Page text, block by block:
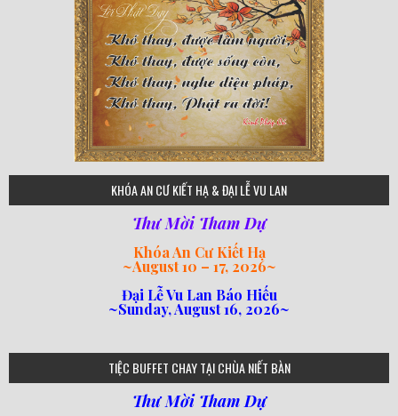
75
80
78
77
82
92
93
94
95
98
641
182
101
loipha2
loipha4
loipha1
loipha5
loipha7
loipha8
loipha10
loipha9
loi-phat-day
loipha15
loipha13
KHÓA AN CƯ KIẾT HẠ & ĐẠI LỄ VU LAN
Thư Mời Tham Dự
Khóa An Cư Kiết Hạ
~August 10 – 17, 2026~
Đại Lễ Vu Lan Báo Hiếu
~Sunday, August 16, 2026~
TIỆC BUFFET CHAY TẠI CHÙA NIẾT BÀN
Thư Mời Tham Dự